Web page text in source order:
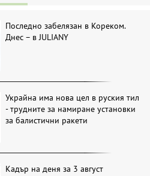
Последно забелязан в Кореком.
Днес – в JULIANY
Украйна има нова цел в руския тил
- трудните за намиране установки
за балистични ракети
Кадър на деня за 3 август